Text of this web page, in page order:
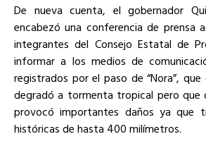
De nueva cuenta, el gobernador
encabezó una conferencia de prensa
integrantes del Consejo Estatal de
informar a los medios de
registrados por el paso de “Nora”, que
degradó a tormenta tropical pero que
provocó importantes daños ya que
históricas de hasta 400 milímetros.